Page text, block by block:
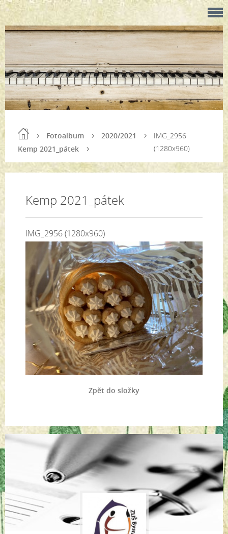
Fotoalbum
2020/2021
Kemp 2021_pátek
IMG_2956
(1280x960)
Kemp 2021_pátek
IMG_2956 (1280x960)
Zpět do složky